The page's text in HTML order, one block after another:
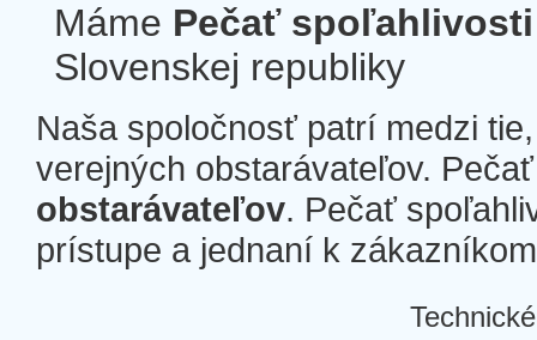
Máme Pečať spoľahlivosti
Slovenskej republiky
Naša spoločnosť patrí medzi
verejných obstarávateľov.
obstarávateľov. Pečať
prístupe a jednaní k